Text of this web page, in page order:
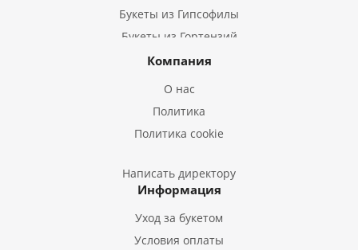
Букеты из Гипсофилы
Букеты из Гортензий
Букеты из Ирисов
Букеты из Эустом
Букеты из Гладиолусов
Букеты из Тюльпанов
Компания
О нас
Политика
Политика cookie
Написать директору
Информация
Уход за букетом
Условия оплаты